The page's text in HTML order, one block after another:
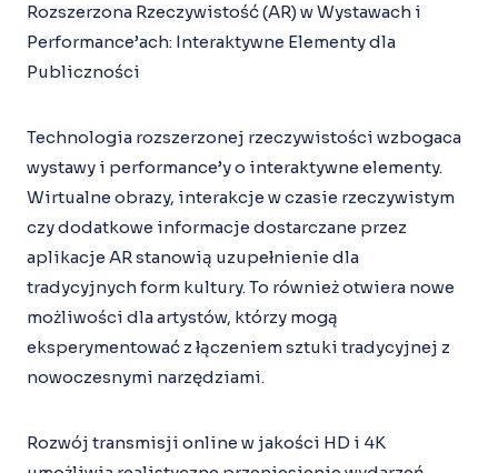
Rozszerzona Rzeczywistość (AR) w Wystawach i
Performance’ach: Interaktywne Elementy dla
Publiczności
Technologia rozszerzonej rzeczywistości wzbogaca
wystawy i performance’y o interaktywne elementy.
Wirtualne obrazy, interakcje w czasie rzeczywistym
czy dodatkowe informacje dostarczane przez
aplikacje AR stanowią uzupełnienie dla
tradycyjnych form kultury. To również otwiera nowe
możliwości dla artystów, którzy mogą
eksperymentować z łączeniem sztuki tradycyjnej z
nowoczesnymi narzędziami.
Rozwój transmisji online w jakości HD i 4K